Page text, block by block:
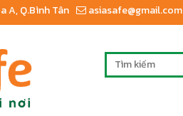
A, Q.Bình Tân asiasafe@gmail.com